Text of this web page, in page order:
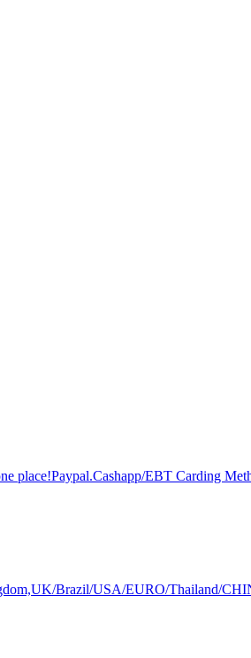
EBT Carding
Brazil/USA/EURO/Thailand/